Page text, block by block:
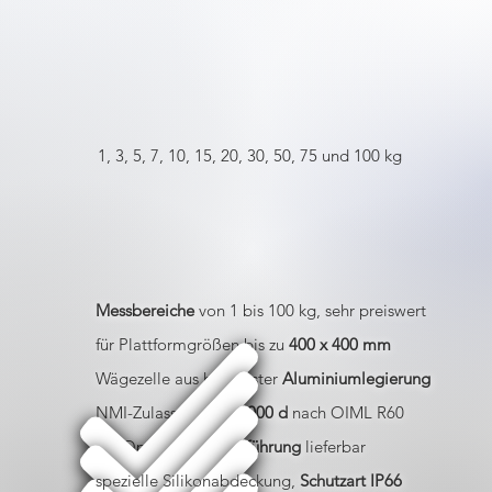
1, 3, 5, 7, 10, 15, 20, 30, 50, 75 und 100 kg
Messbereichevon 1 bis 100 kg, sehr preiswert
für Plattformgrößen bis zu 400 x 400 mm
Wägezelle aus hochfester Aluminiumlegierung
Als Option inEx-Ausführunglieferbar
NMI-Zulassung bis6.000 dnach OIML R60
spezielle Silikonabdeckung, Schutzart IP66